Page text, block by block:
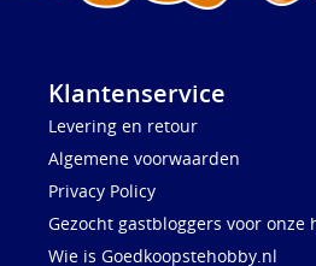
Klantenservice
Levering en retour
Algemene voorwaarden
Privacy Policy
Gezocht gastbloggers voor onze
Wie is Goedkoopstehobby.nl